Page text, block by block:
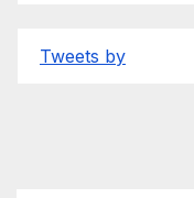
Tweets by